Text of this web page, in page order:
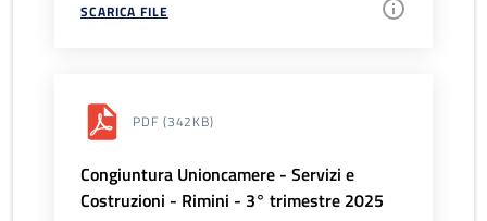
SCARICA FILE
PDF (342KB)
Congiuntura Unioncamere - Servizi e
Costruzioni - Rimini - 3° trimestre 2025